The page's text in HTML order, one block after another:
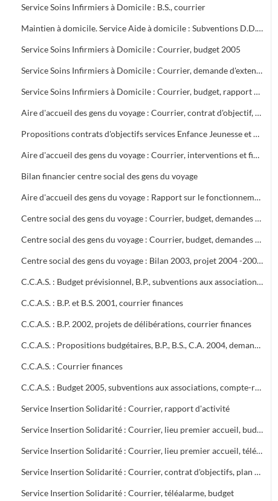
Service Soins Infirmiers à Domicile : B.S., courrier
Maintien à domicile. Service Aide à domicile : Subventions D.D.A.S.S.S. - Courrier Caisse Maladie, Préfecture D.D.T.E.F.P., évolutions juridiques et statutaires
Service Soins Infirmiers à Domicile : Courrier, budget 2005
Service Soins Infirmiers à Domicile : Courrier, demande d'extension de 5 lits supplémentaires
Service Soins Infirmiers à Domicile : Courrier, budget, rapport d'inspection des S.S.I.A.D. du bassin alésien et rapport contradictoire
Aire d'accueil des gens du voyage : Courrier, contrat d'objectif, adultes relai, convention avec l'Etat, notes de service
Propositions contrats d'objectifs services Enfance Jeunesse et Hygiène Santé
Aire d'accueil des gens du voyage : Courrier, interventions et fin de contrat de gardiennage de Pro Sécurité, notes de service
Bilan financier centre social des gens du voyage
Aire d'accueil des gens du voyage : Rapport sur le fonctionnement interne, budget, tarifs, remise en état des bâtiments, textes
Centre social des gens du voyage : Courrier, budget, demandes de subventions, contrat d'objectifs. Etude d'Anne Françoise VOLPINI (juillet 2005) : « Atouts et difficultés d'insertion professionnelle des tsiganes sur Alès et Saint-Christol lez Alès »
Centre social des gens du voyage : Courrier, budget, demandes de subventions
Centre social des gens du voyage : Bilan 2003, projet 2004 -2007. Courrier, notes de service, demandes de subventions, bilan financier 2003
C.C.A.S. : Budget prévisionnel, B.P., subventions aux associations, courrier, C.A. 2003
C.C.A.S. : B.P. et B.S. 2001, courrier finances
C.C.A.S. : B.P. 2002, projets de délibérations, courrier finances
C.C.A.S. : Propositions budgétaires, B.P., B.S., C.A. 2004, demandes de subventions
C.C.A.S. : Courrier finances
C.C.A.S. : Budget 2005, subventions aux associations, compte-rendu des réunions hebdomadaires entre Frédéric Jouve, Directeur Général Adjoint et le responsable financier du C.C.A.S
Service Insertion Solidarité : Courrier, rapport d'activité
Service Insertion Solidarité : Courrier, lieu premier accueil, budget, contrat d'objectifs, C.M.U., forum retraite, makheton, coupures d'eau
Service Insertion Solidarité : Courrier, lieu premier accueil, télé alarme, chèques multiservices SODEXHO, forum retraite, markethon, coupures d'eau
Service Insertion Solidarité : Courrier, contrat d'objectifs, plan départemental d'insertion, C.M.U.
Service Insertion Solidarité : Courrier, téléalarme, budget